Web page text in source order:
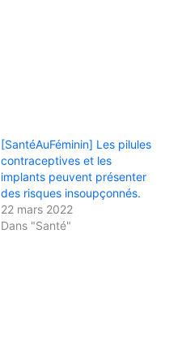
[SantéAuFéminin] Les pilules
contraceptives et les
implants peuvent présenter
des risques insoupçonnés.
22 mars 2022
Dans "Santé"